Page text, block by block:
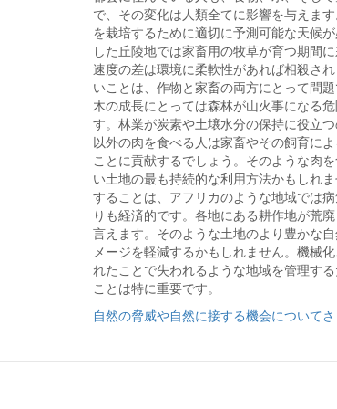
で、その変化は人類全てに影響を与えま
を栽培するために適切に予測可能な天候
した丘陵地では家畜用の牧草が育つ期間
速度の差は環境に柔軟性があれば相殺さ
いことは、作物と家畜の両方にとって問
木の成長にとっては森林が山火事になる
す。林業が炭素や土壌水分の保持に役立
以外の肉を食べる人は家畜やその飼育に
ことに貢献するでしょう。そのような肉
い土地の最も持続的な利用方法かもしれ
することは、アフリカのような地域では
りも経済的です。各地にある耕作地が荒
言えます。そのような土地のより豊かな
メージを軽減するかもしれません。機械
れたことで失われるような地域を管理す
ことは特に重要です。
自然の脅威や自然に接する機会について